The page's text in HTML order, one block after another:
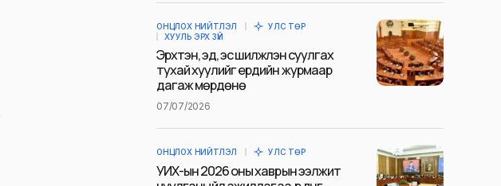
ОНЦЛОХ НИЙТЛЭЛ
УЛС ТӨР
ХУУЛЬ ЭРХ ЗҮЙ
Эрхтэн, эд, эс шилжүүлэн суулгах
тухай хуулийг ердийн журмаар
дагаж мөрдөнө
07/07/2026
ОНЦЛОХ НИЙТЛЭЛ УЛС ТӨР
УИХ-ын 2026 оны хаврын ээлжит